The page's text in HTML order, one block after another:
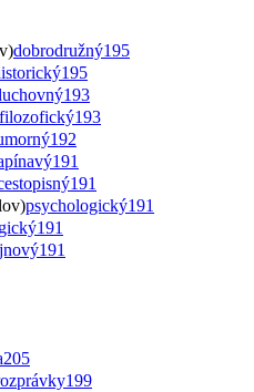
dobrodružný195
195
193
filozofický193
192
191
191
psychologický191
191
191
205
199